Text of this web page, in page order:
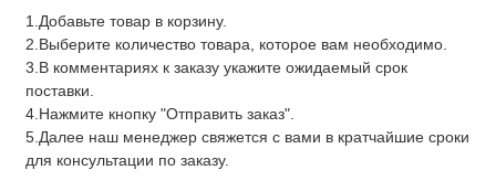
1.Добавьте товар в корзину.
2.Выберите количество товара, которое вам необходимо.
3.В комментариях к заказу укажите ожидаемый срок
поставки.
4.Нажмите кнопку "Отправить заказ".
5.Далее наш менеджер свяжется с вами в кратчайшие сроки
для консультации по заказу.